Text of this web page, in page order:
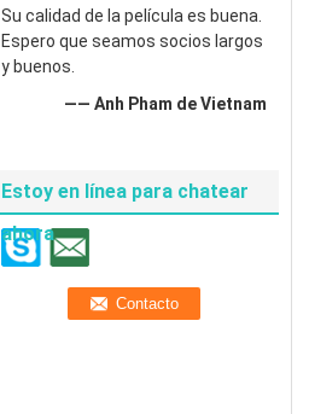
Su calidad de la película es buena.
Espero que seamos socios largos
y buenos.
—— Anh Pham de Vietnam
Estoy en línea para chatear
ahora